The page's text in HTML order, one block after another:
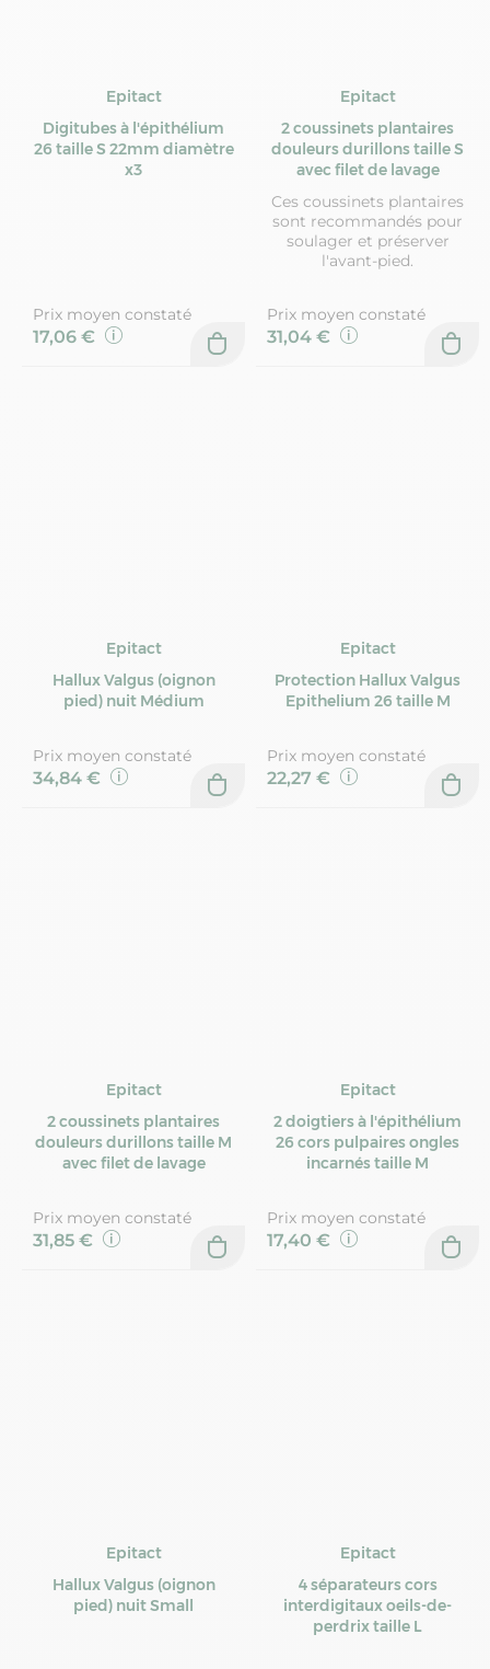
Epitact
Digitubes à l'épithélium
26 taille S 22mm diamètre
x3
Prix moyen constaté
17,06 €
Epitact
2 coussinets plantaires
douleurs durillons taille S
avec filet de lavage
Ces coussinets plantaires
sont recommandés pour
soulager et préserver
l'avant-pied.
Prix moyen constaté
31,04 €
Epitact
Hallux Valgus (oignon
pied) nuit Médium
Prix moyen constaté
34,84 €
Epitact
Protection Hallux Valgus
Epithelium 26 taille M
Prix moyen constaté
22,27 €
Epitact
2 coussinets plantaires
douleurs durillons taille M
avec filet de lavage
Prix moyen constaté
31,85 €
Epitact
2 doigtiers à l'épithélium
26 cors pulpaires ongles
incarnés taille M
Prix moyen constaté
17,40 €
Epitact
Hallux Valgus (oignon
pied) nuit Small
Epitact
4 séparateurs cors
interdigitaux oeils-de-
perdrix taille L